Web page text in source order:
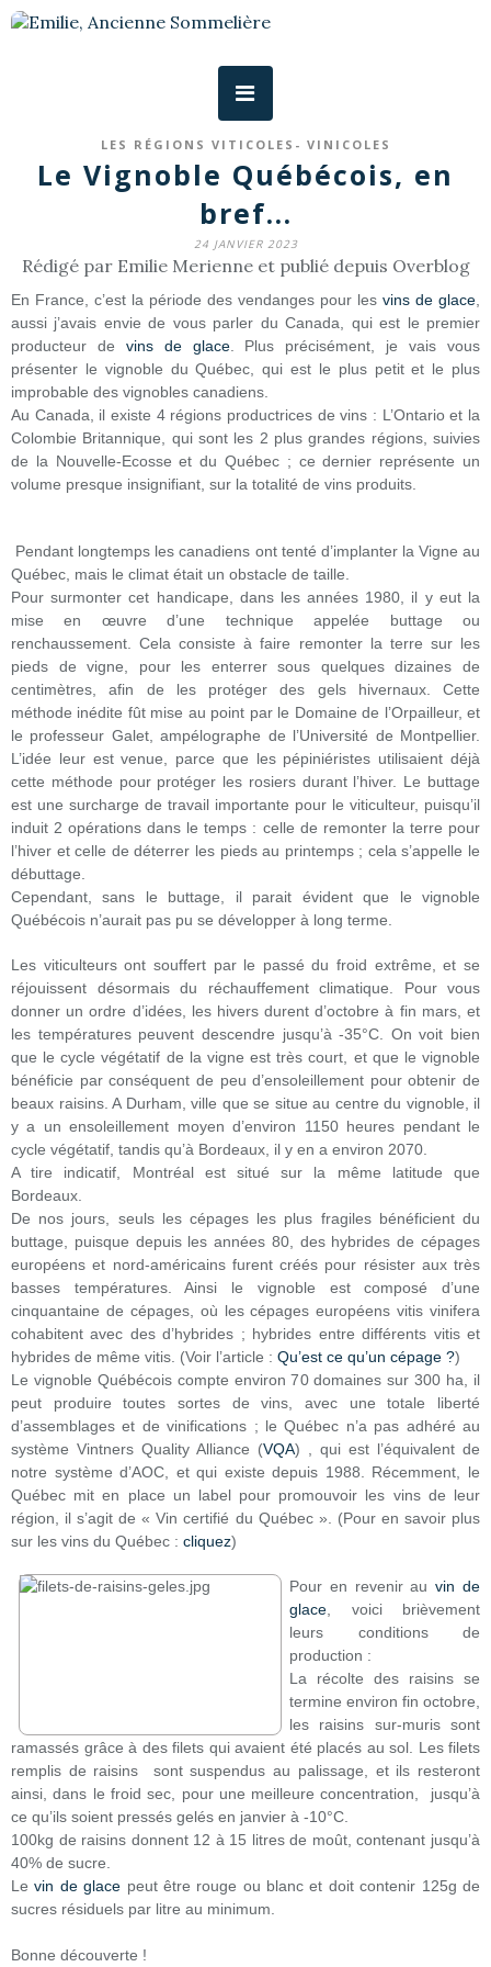
LES RÉGIONS VITICOLES- VINICOLES
Le Vignoble Québécois, en
bref...
24 JANVIER 2023
Rédigé par Emilie Merienne et publié depuis Overblog
En France, c’est la période des vendanges pour les vins de glace
aussi j’avais envie de vous parler du Canada, qui est le premier
producteur de vins de glace. Plus précisément, je vais vous
présenter le vignoble du Québec, qui est le plus petit et le plus
improbable des vignobles canadiens.
Au Canada, il existe 4 régions productrices de vins : L’Ontario et la
Colombie Britannique, qui sont les 2 plus grandes régions, suivies
de la Nouvelle-Ecosse et du Québec ; ce dernier représente un
volume presque insignifiant, sur la totalité de vins produits.
Pendant longtemps les canadiens ont tenté d’implanter la Vigne au
Québec, mais le climat était un obstacle de taille.
Pour surmonter cet handicape, dans les années 1980, il y eut la
mise en œuvre d’une technique appelée buttage ou
renchaussement. Cela consiste à faire remonter la terre sur les
pieds de vigne, pour les enterrer sous quelques dizaines de
centimètres, afin de les protéger des gels hivernaux. Cette
méthode inédite fût mise au point par le Domaine de l’Orpailleur, et
le professeur Galet, ampélographe de l’Université de Montpellier.
L’idée leur est venue, parce que les pépiniéristes utilisaient déjà
cette méthode pour protéger les rosiers durant l’hiver. Le buttage
est une surcharge de travail importante pour le viticulteur, puisqu’il
induit 2 opérations dans le temps : celle de remonter la terre pour
l’hiver et celle de déterrer les pieds au printemps ; cela s’appelle le
débuttage.
Cependant, sans le buttage, il parait évident que le vignoble
Québécois n’aurait pas pu se développer à long terme.
Les viticulteurs ont souffert par le passé du froid extrême, et se
réjouissent désormais du réchauffement climatique. Pour vous
donner un ordre d’idées, les hivers durent d’octobre à fin mars, et
les températures peuvent descendre jusqu’à -35°C. On voit bien
que le cycle végétatif de la vigne est très court, et que le vignoble
bénéficie par conséquent de peu d’ensoleillement pour obtenir de
beaux raisins. A Durham, ville que se situe au centre du vignoble, il
y a un ensoleillement moyen d’environ 1150 heures pendant le
cycle végétatif, tandis qu’à Bordeaux, il y en a environ 2070.
A tire indicatif, Montréal est situé sur la même latitude que
Bordeaux.
De nos jours, seuls les cépages les plus fragiles bénéficient du
buttage, puisque depuis les années 80, des hybrides de cépages
européens et nord-américains furent créés pour résister aux très
basses températures. Ainsi le vignoble est composé d’une
cinquantaine de cépages, où les cépages européens vitis vinifera
cohabitent avec des d’hybrides ; hybrides entre différents vitis et
hybrides de même vitis. (Voir l’article : Qu’est ce qu’un cépage ?)
Le vignoble Québécois compte environ 70 domaines sur 300 ha, il
peut produire toutes sortes de vins, avec une totale liberté
d’assemblages et de vinifications ; le Québec n’a pas adhéré au
système Vintners Quality Alliance (VQA) , qui est l’équivalent de
notre système d’AOC, et qui existe depuis 1988. Récemment, le
Québec mit en place un label pour promouvoir les vins de leur
région, il s’agit de « Vin certifié du Québec ». (Pour en savoir plus
sur les vins du Québec : cliquez)
Pour en revenir auvin de
glace , voici brièvement
leurs conditions de
production :
La récolte des raisins se
termine environ fin octobre,
les raisins sur-muris sont
ramassés grâce à des filets qui avaient été placés au sol. Les filets
remplis de raisins sont suspendus au palissage, et ils resteront
ainsi, dans le froid sec, pour une meilleure concentration, jusqu’à
ce qu’ils soient pressés gelés en janvier à -10°C.
100kg de raisins donnent 12 à 15 litres de moût, contenant jusqu’à
40% de sucre.
Levin de glace peut être rouge ou blanc et doit contenir 125g de
sucres résiduels par litre au minimum.
Bonne découverte !